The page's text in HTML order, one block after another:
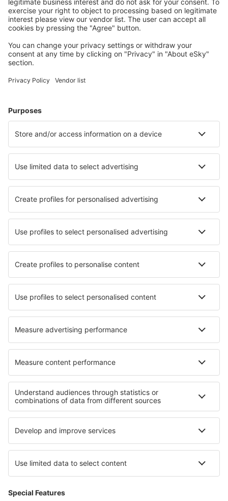
Alege din peste 1,3 mil. de opţiuni: hoteluri, cabane,
apartamente și altele.
Cele mai căutate hoteluri de către utilizatorii eSky
Hoteluri în Statele Unite ale Americii - Orașe populare
Hoteluri în Myrtle Beach
Hoteluri în Kissimmee Hoteluri în Boston
Hoteluri în Corolla Hoteluri în Marco Island
Hoteluri în Key West Hoteluri în Treasure Island
Cele mai bune hoteluri - orașe
Hoteluri în Sainghin-en-Mélantois Hoteluri Kistelek
Hoteluri în Ten Boer Hoteluri în Galgau
Hoteluri în Torrellas de Llobregat Hoteluri în Shizuoka
Hoteluri în Ammanford
Cele mai bune hoteluri - regiuni
Hoteluri in Monument Valley
Hoteluri la Parcul Național Arches Hoteluri în Maui
Hoteluri în Everglades Hoteluri la Parcul Național Sequoia
Hoteluri în Horehronie Hoteluri în Les Menuires
Hoteluri in Voievodatul Łódź Hoteluri in Flandra